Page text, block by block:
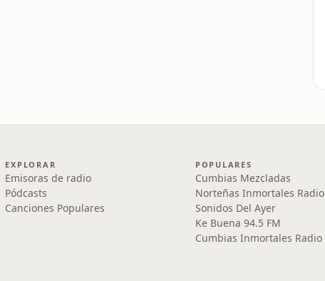
EXPLORAR
Emisoras de radio
Pódcasts
Canciones Populares
POPULARES
Cumbias Mezcladas
Norteñas Inmortales Radio
Sonidos Del Ayer
Ke Buena 94.5 FM
Cumbias Inmortales Radio